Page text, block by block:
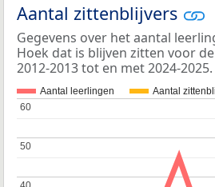
Aantal zittenblijvers
Gegevens over het aantal
Hoek dat is blijven zitten voor
2012-2013 tot en met 2024-2025.
Aantal leerlingen Aantal
50
50
60
60